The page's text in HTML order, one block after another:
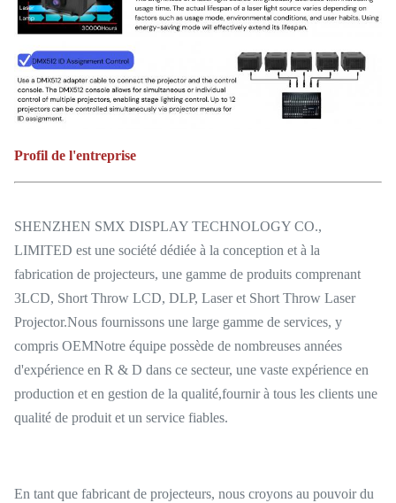
Profil de l'entreprise
SHENZHEN SMX DISPLAY TECHNOLOGY CO.,
LIMITED est une société dédiée à la conception et à la
fabrication de projecteurs, une gamme de produits comprenant
3LCD, Short Throw LCD, DLP, Laser et Short Throw Laser
Projector.Nous fournissons une large gamme de services, y
compris OEMNotre équipe possède de nombreuses années
d'expérience en R & D dans ce secteur, une vaste expérience en
production et en gestion de la qualité,fournir à tous les clients une
qualité de produit et un service fiables.
En tant que fabricant de projecteurs, nous croyons au pouvoir du